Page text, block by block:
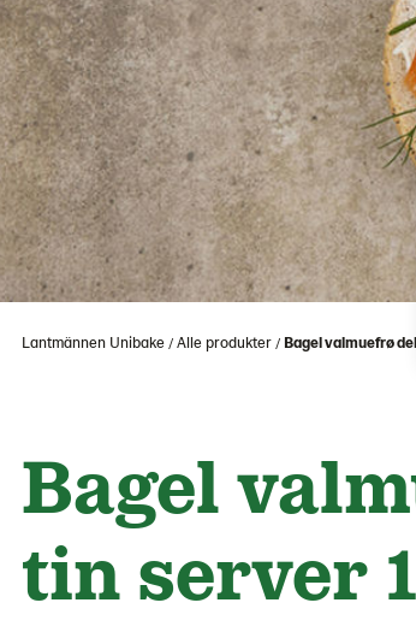
Lantmännen Unibake Alle produkter Bagel valmuefrø
Bagel
tin server